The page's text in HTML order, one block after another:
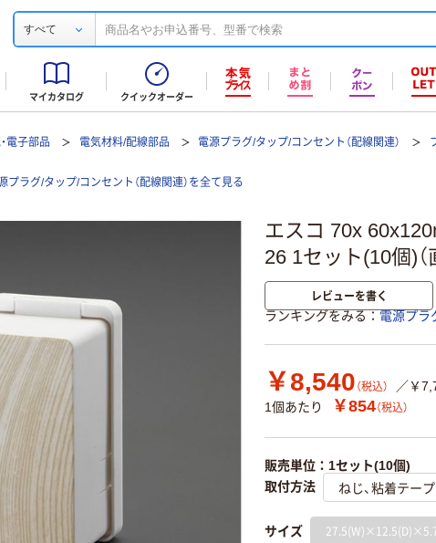
すべて
マイカタログ クイックオーダー
電子部品 電気材料/配線部品 電源プラグ/タップ/コンセント（配線関連）
プラグ/タップ/コンセント（配線関連）を全て見る
エスコ 70x
26 1セット(10個)（
レビューを書く
ランキングをみる 電源プラ
￥8,540 （税込）
／￥
1個あたり
￥854（税込）
販売単位：1セット(10個)
取付方法
サイズ